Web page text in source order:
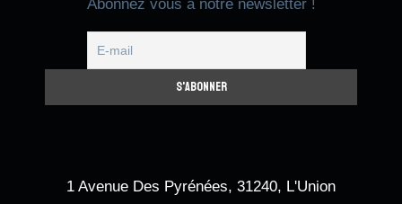
Abonnez vous à notre newsletter !
1 Avenue Des Pyrénées, 31240, L'Union